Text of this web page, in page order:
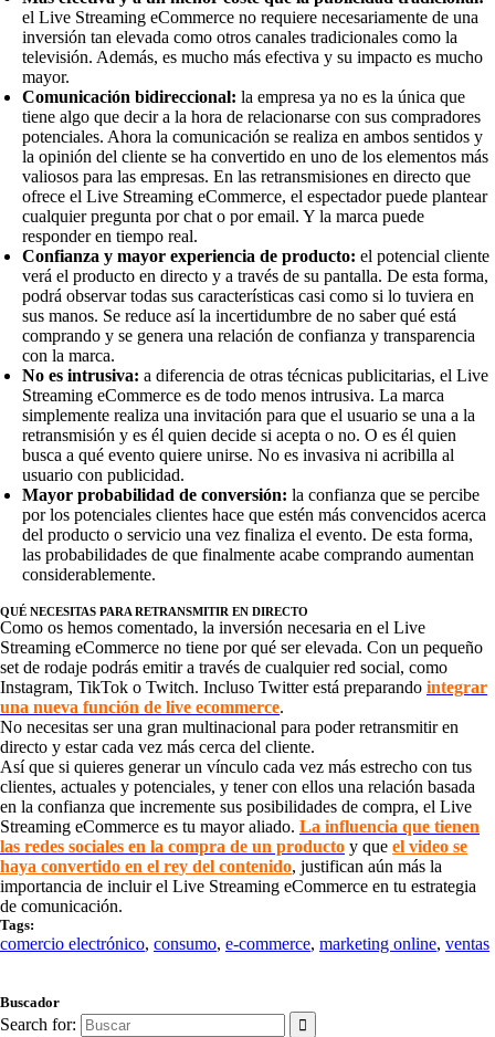
el Live Streaming eCommerce no requiere necesariamente de una
inversión tan elevada como otros canales tradicionales como la
televisión. Además, es mucho más efectiva y su impacto es mucho
mayor.
Comunicación bidireccional: la empresa ya no es la única que
tiene algo que decir a la hora de relacionarse con sus compradores
potenciales. Ahora la comunicación se realiza en ambos sentidos y
la opinión del cliente se ha convertido en uno de los elementos más
valiosos para las empresas. En las retransmisiones en directo que
ofrece el Live Streaming eCommerce, el espectador puede plantear
cualquier pregunta por chat o por email. Y la marca puede
responder en tiempo real.
Confianza y mayor experiencia de producto: el potencial cliente
verá el producto en directo y a través de su pantalla. De esta forma,
podrá observar todas sus características casi como si lo tuviera en
sus manos. Se reduce así la incertidumbre de no saber qué está
comprando y se genera una relación de confianza y transparencia
con la marca.
No es intrusiva: a diferencia de otras técnicas publicitarias, el Live
Streaming eCommerce es de todo menos intrusiva. La marca
simplemente realiza una invitación para que el usuario se una a la
retransmisión y es él quien decide si acepta o no. O es él quien
busca a qué evento quiere unirse. No es invasiva ni acribilla al
usuario con publicidad.
Mayor probabilidad de conversión: la confianza que se percibe
por los potenciales clientes hace que estén más convencidos acerca
del producto o servicio una vez finaliza el evento. De esta forma,
las probabilidades de que finalmente acabe comprando aumentan
considerablemente.
QUÉ NECESITAS PARA RETRANSMITIR EN DIRECTO
Como os hemos comentado, la inversión necesaria en el Live
Streaming eCommerce no tiene por qué ser elevada. Con un pequeño
set de rodaje podrás emitir a través de cualquier red social, como
Instagram, TikTok o Twitch. Incluso Twitter está preparando integrar
una nueva función de live ecommerce.
No necesitas ser una gran multinacional para poder retransmitir en
directo y estar cada vez más cerca del cliente.
Así que si quieres generar un vínculo cada vez más estrecho con tus
clientes, actuales y potenciales, y tener con ellos una relación basada
en la confianza que incremente sus posibilidades de compra, el Live
Streaming eCommerce es tu mayor aliado. La influencia que tienen
las redes sociales en la compra de un producto y que el video se
haya convertido en el rey del contenido, justifican aún más la
importancia de incluir el Live Streaming eCommerce en tu estrategia
de comunicación.
Tags:
comercio electrónico, consumo, e-commerce, marketing online, ventas
Buscador
Search for: